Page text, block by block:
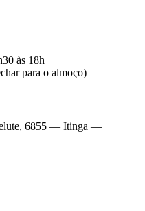
às 18h
para o almoço)
6855 — Itinga —